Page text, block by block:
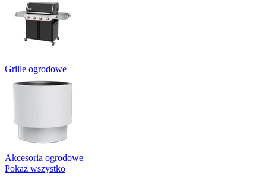
Grille ogrodowe
Akcesoria ogrodowe
Pokaż wszystko